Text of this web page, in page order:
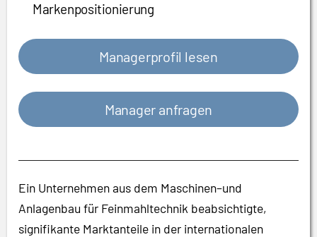
Markenpositionierung
Managerprofil lesen
Manager anfragen
Ein Unternehmen aus dem Maschinen–und
Anlagenbau für Feinmahltechnik beabsichtigte,
signifikante Marktanteile in der internationalen